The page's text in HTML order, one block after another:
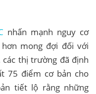
nhấn mạnh nguy cơ
mong đợi đối với
các thị trường đã định
75 điểm cơ bản cho
tiết lộ rằng những